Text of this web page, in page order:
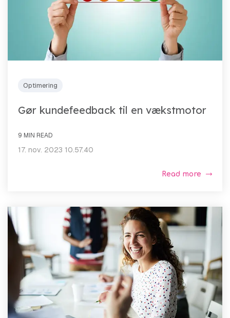
Optimering
Gør kundefeedback til en vækstmotor
9 MIN READ
17. nov. 2023 10.57.40
Read more